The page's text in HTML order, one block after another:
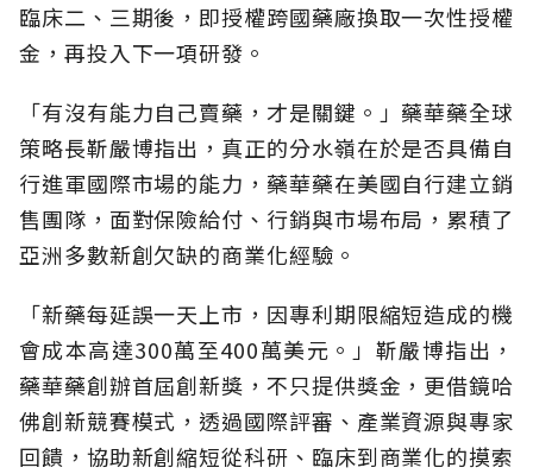
臨床二、三期後，即授權跨國藥廠換取一次性授權
金，再投入下一項研發。
「有沒有能力自己賣藥，才是關鍵。」藥華藥全球
策略長靳嚴博指出，真正的分水嶺在於是否具備自
行進軍國際市場的能力，藥華藥在美國自行建立銷
售團隊，面對保險給付、行銷與市場布局，累積了
亞洲多數新創欠缺的商業化經驗。
「新藥每延誤一天上市，因專利期限縮短造成的機
會成本高達300萬至400萬美元。」靳嚴博指出，
藥華藥創辦首屆創新獎，不只提供獎金，更借鏡哈
佛創新競賽模式，透過國際評審、產業資源與專家
回饋，協助新創縮短從科研、臨床到商業化的摸索